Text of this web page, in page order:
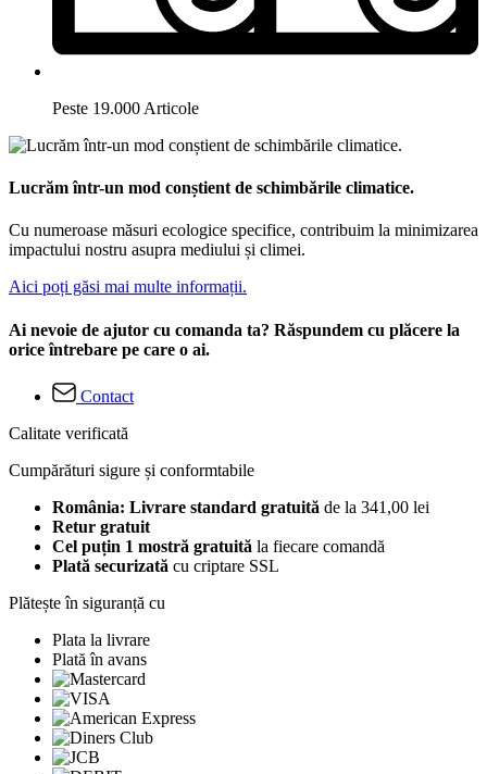
Peste 19.000 Articole
Lucrăm într-un mod conștient de schimbările climatice.
Cu numeroase măsuri ecologice specifice, contribuim la minimizarea
impactului nostru asupra mediului și climei.
Aici poți găsi mai multe informații.
Ai nevoie de ajutor cu comanda ta? Răspundem cu plăcere la
orice întrebare pe care o ai.
Contact
Calitate verificată
Cumpărături sigure și conformtabile
România: Livrare standard gratuită de la 341,00 lei
Retur gratuit
Cel puțin 1 mostră gratuită la fiecare comandă
Plată securizată cu criptare SSL
Plătește în siguranță cu
Plata la livrare
Plată în avans